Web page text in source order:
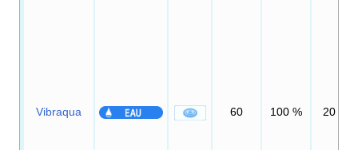
Vibraqua 60 100 % 20